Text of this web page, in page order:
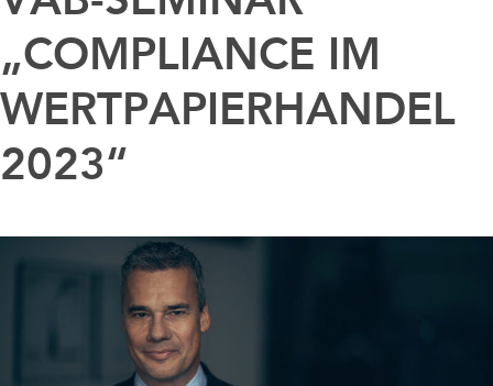
„COMPLIANCE IM
WERTPAPIERHANDEL
2023“